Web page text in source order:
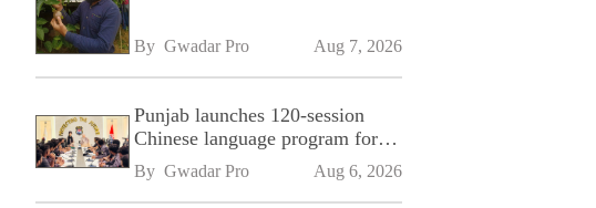
By Gwadar Pro Aug 7, 2026
Punjab launches 120-session
Chinese language program for
SPU
By Gwadar Pro Aug 6, 2026